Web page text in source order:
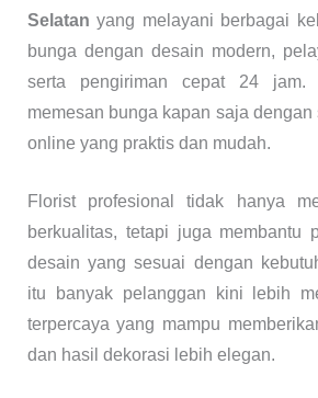
Selatan yang melayani berbagai
bunga dengan desain modern,
serta pengiriman cepat 24 jam.
memesan bunga kapan saja dengan
online yang praktis dan mudah.
Florist profesional tidak hanya
berkualitas, tetapi juga membantu
desain yang sesuai dengan
itu banyak pelanggan kini lebih
terpercaya yang mampu
dan hasil dekorasi lebih elegan.